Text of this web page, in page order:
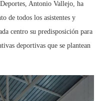
Antonio Vallejo, ha
de todos los asistentes y
centro su predisposición para
deportivas que se plantean